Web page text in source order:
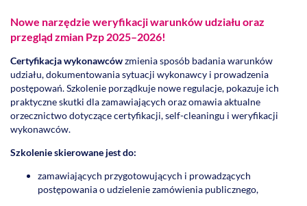
Nowe narzędzie weryfikacji warunków udziału oraz
przegląd zmian Pzp 2025–2026!
Certyfikacja wykonawcówzmienia sposób badania warunków
udziału, dokumentowania sytuacji wykonawcy i prowadzenia
postępowań. Szkolenie porządkuje nowe regulacje, pokazuje ich
praktyczne skutki dla zamawiających oraz omawia aktualne
orzecznictwo dotyczące certyfikacji, self-cleaningu i weryfikacji
wykonawców.
Szkolenie skierowane jest do:
zamawiających przygotowujących i prowadzących
postępowania o udzielenie zamówienia publicznego,